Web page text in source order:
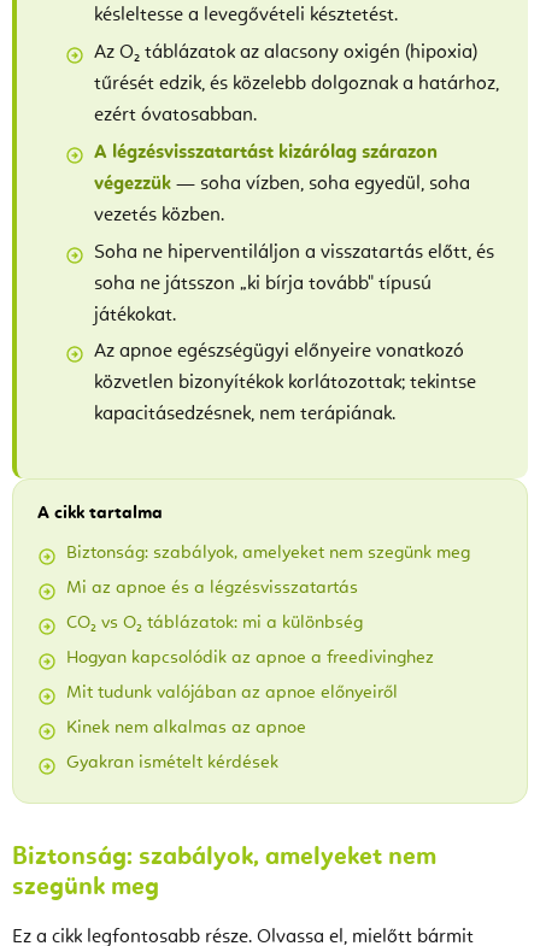
késleltesse a levegővételi késztetést.
Az O₂ táblázatok az alacsony oxigén (hipoxia)
tűrését edzik, és közelebb dolgoznak a határhoz,
ezért óvatosabban.
A légzésvisszatartást kizárólag szárazon
végezzük — soha vízben, soha egyedül, soha
vezetés közben.
Soha ne hiperventiláljon a visszatartás előtt, és
soha ne játsszon „ki bírja tovább" típusú
játékokat.
Az apnoe egészségügyi előnyeire vonatkozó
közvetlen bizonyítékok korlátozottak; tekintse
kapacitásedzésnek, nem terápiának.
A cikk tartalma
Biztonság: szabályok, amelyeket nem szegünk meg
Mi az apnoe és a légzésvisszatartás
CO₂ vs O₂ táblázatok: mi a különbség
Hogyan kapcsolódik az apnoe a freedivinghez
Mit tudunk valójában az apnoe előnyeiről
Kinek nem alkalmas az apnoe
Gyakran ismételt kérdések
Biztonság: szabályok, amelyeket nem
szegünk meg
Ez a cikk legfontosabb része. Olvassa el, mielőtt bármit